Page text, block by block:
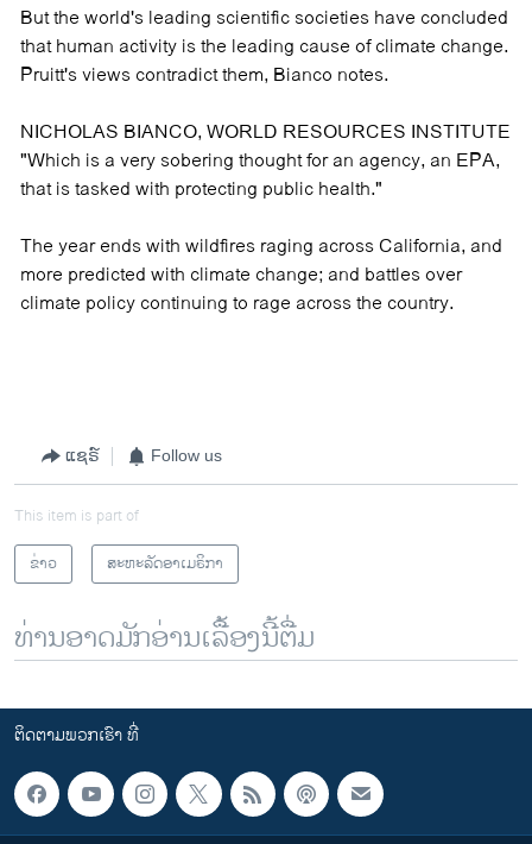
But the world's leading scientific societies have concluded
that human activity is the leading cause of climate change.
Pruitt's views contradict them, Bianco notes.
NICHOLAS BIANCO, WORLD RESOURCES INSTITUTE
"Which is a very sobering thought for an agency, an EPA,
that is tasked with protecting public health."
The year ends with wildfires raging across California, and
more predicted with climate change; and battles over
climate policy continuing to rage across the country.
ແຊຣ໌ Follow us
This item is part of
ຂ່າວ
ສະຫະລັດອາເມຣິກາ
ທ່ານອາດມັກອ່ານເລື້ອງນີ້ຕື່ມ
ຕິດຕາມພວກເຮົາ ທີ່